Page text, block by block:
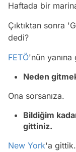
Haftada bir
Çıktıktan sonra
dedi?
FETÖ'nün
Neden
Ona sorsanıza.
Bildiğim
gittiniz.
New York'a